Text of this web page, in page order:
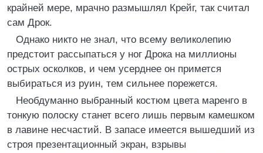
крайней мере, мрачно размышлял Крейг, так считал
сам Дрок.
Однако никто не знал, что всему великолепию
предстоит рассыпаться у ног Дрока на миллионы
острых осколков, и чем усерднее он примется
выбираться из руин, тем сильнее порежется.
Необдуманно выбранный костюм цвета маренго в
тонкую полоску станет всего лишь первым камешком
в лавине несчастий. В запасе имеется вышедший из
строя презентационный экран, взрывы